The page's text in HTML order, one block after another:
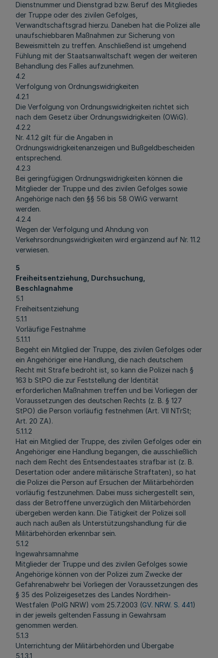
Dienstnummer und Dienstgrad bzw. Beruf des Mitgliedes
der Truppe oder des zivilen Gefolges,
Verwandtschaftsgrad hierzu. Daneben hat die Polizei alle
unaufschiebbaren Maßnahmen zur Sicherung von
Beweismitteln zu treffen. Anschließend ist umgehend
Fühlung mit der Staatsanwaltschaft wegen der weiteren
Behandlung des Falles aufzunehmen.
4.2
Verfolgung von Ordnungswidrigkeiten
4.2.1
Die Verfolgung von Ordnungswidrigkeiten richtet sich
nach dem Gesetz über Ordnungswidrigkeiten (OWiG).
4.2.2
Nr. 4.1.2 gilt für die Angaben in
Ordnungswidrigkeitenanzeigen und Bußgeldbescheiden
entsprechend.
4.2.3
Bei geringfügigen Ordnungswidrigkeiten können die
Mitglieder der Truppe und des zivilen Gefolges sowie
Angehörige nach den §§ 56 bis 58 OWiG verwarnt
werden.
4.2.4
Wegen der Verfolgung und Ahndung von
Verkehrsordnungswidrigkeiten wird ergänzend auf Nr. 11.2
verwiesen.
5
Freiheitsentziehung, Durchsuchung,
Beschlagnahme
5.1
Freiheitsentziehung
5.1.1
Vorläufige Festnahme
5.1.1.1
Begeht ein Mitglied der Truppe, des zivilen Gefolges oder
ein Angehöriger eine Handlung, die nach deutschem
Recht mit Strafe bedroht ist, so kann die Polizei nach §
163 b StPO die zur Feststellung der Identität
erforderlichen Maßnahmen treffen und bei Vorliegen der
Voraussetzungen des deutschen Rechts (z. B. § 127
StPO) die Person vorläufig festnehmen (Art. VII NTrSt;
Art. 20 ZA).
5.1.1.2
Hat ein Mitglied der Truppe, des zivilen Gefolges oder ein
Angehöriger eine Handlung begangen, die ausschließlich
nach dem Recht des Entsendestaates strafbar ist (z. B.
Desertation oder andere militärische Straftaten), so hat
die Polizei die Person auf Ersuchen der Militärbehörden
vorläufig festzunehmen. Dabei muss sichergestellt sein,
dass der Betroffene unverzüglich den Militärbehörden
übergeben werden kann. Die Tätigkeit der Polizei soll
auch nach außen als Unterstützungshandlung für die
Militärbehörden erkennbar sein.
5.1.2
Ingewahrsamnahme
Mitglieder der Truppe und des zivilen Gefolges sowie
Angehörige können von der Polizei zum Zwecke der
Gefahrenabwehr bei Vorliegen der Voraussetzungen des
§ 35 des Polizeigesetzes des Landes Nordrhein-
Westfalen (PolG NRW) vom 25.7.2003 (GV. NRW. S. 441)
in der jeweils geltenden Fassung in Gewahrsam
genommen werden.
5.1.3
Unterrichtung der Militärbehörden und Übergabe
5.1.3.1